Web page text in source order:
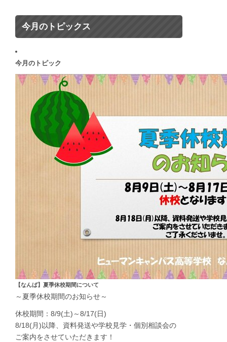
今月のトピックス
今月のトピック
【なんば】夏季休校期間について
～夏季休校期間のお知らせ～
休校期間：8/9(土)～8/17(日)
8/18(月)以降、資料発送や学校見学・個別相談会の
ご案内をさせていただきます！